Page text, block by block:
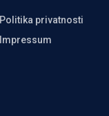
Politika privatnosti
Impressum